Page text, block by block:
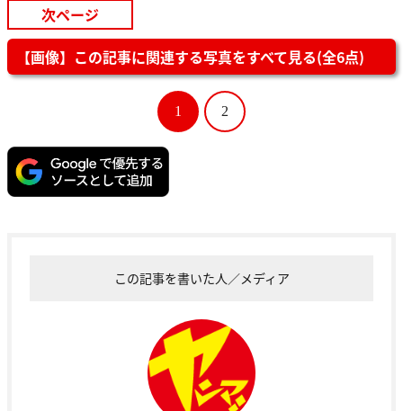
次ページ
【画像】この記事に関連する写真をすべて見る(全6点)
1 2
この記事を書いた人／メディア